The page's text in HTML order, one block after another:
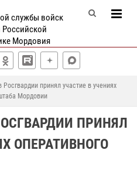
службы войск
Мордовия
принял участие в учениях
Мордовии
ПРИНЯЛ
ОПЕРАТИВНОГО